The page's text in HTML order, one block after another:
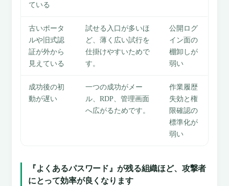
ている
古いポータ
ルや旧式認
証が外から
見えている
試せる入口が多いほ
ど、薄く広い試行を
仕掛けやすいためで
す。
公開ログ
イン面の
棚卸しが
弱い
成功後の初
動が遅い
一つの成功がメー
ル、RDP、管理画面
へ広がるためです。
作業履歴
失効と権
限確認の
標準化が
弱い
『よくあるパスワード』が残る組織ほど、攻撃者
にとって効率が良くなります